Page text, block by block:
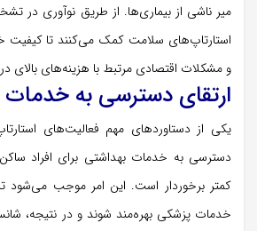
میر ناشی از بیماری‌ها. از طریق نوآوری در
استارتاپ‌های سلامت کمک می‌کنند تا کیفیت
و مشکلات اقتصادی مرتبط با هزینه‌های بالای
ارتقای دسترسی به
یکی از دستاوردهای مهم فعالیت‌های
دسترسی به خدمات بهداشتی برای افراد
کمتر برخوردار است. این امر موجب می‌شود
خدمات پزشکی بهره‌مند شوند و در نتیجه،